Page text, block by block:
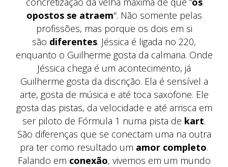
opostos se atraem". Não somente pelas
profissões, mas porque os dois em si
são diferentes. Jéssica é ligada no 220,
enquanto o Guilherme gosta da calmaria. Onde
Jéssica chega é um acontecimento, já
Guilherme gosta da discrição. Ela é sensível a
arte, gosta de música e até toca saxofone. Ele
gosta das pistas, da velocidade e até arrisca em
ser piloto de Fórmula 1 numa pista de kart.
São diferenças que se conectam uma na outra
pra ter como resultado um amor completo.
Falando em conexão, vivemos em um mundo